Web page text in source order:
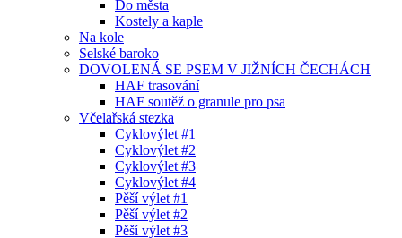
Do města
Kostely a kaple
Na kole
Selské baroko
DOVOLENÁ SE PSEM V JIŽNÍCH ČECHÁCH
HAF trasování
HAF soutěž o granule pro psa
Včelařská stezka
Cyklovýlet #1
Cyklovýlet #2
Cyklovýlet #3
Cyklovýlet #4
Pěší výlet #1
Pěší výlet #2
Pěší výlet #3